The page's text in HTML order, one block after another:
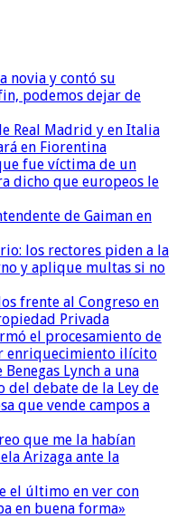
novia y contó su
podemos dejar de
Real Madrid y en Italia
en Fiorentina
fue víctima de un
dicho que europeos le
de Gaiman en
los rectores piden a la
y aplique multas si no
frente al Congreso en
Privada
el procesamiento de
enriquecimiento ilícito
Lynch a una
del debate de la Ley de
que vende campos a
que me la habían
Arizaga ante la
el último en ver con
en buena forma»